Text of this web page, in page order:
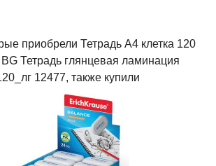
приобрели Тетрадь А4 клетка 120
Тетрадь глянцевая ламинация
12477, также купили